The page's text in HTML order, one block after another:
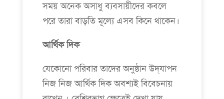
সময় অনেক অসাধু ব্যবসায়ীদের কবলে
পরে তারা বাড়তি মূল্যে এসব কিনে থাকেন।
আর্থিক দিক
যেকোনো পরিবার তাদের অনুষ্ঠান উদ্‌যাপন
নিজ নিজ আর্থিক দিক অবশ্যই বিবেচনায়